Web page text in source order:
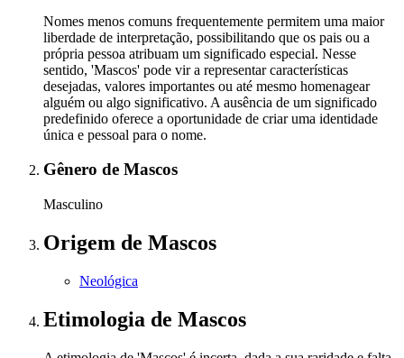
Nomes menos comuns frequentemente permitem uma maior
liberdade de interpretação, possibilitando que os pais ou a
própria pessoa atribuam um significado especial. Nesse
sentido, 'Mascos' pode vir a representar características
desejadas, valores importantes ou até mesmo homenagear
alguém ou algo significativo. A ausência de um significado
predefinido oferece a oportunidade de criar uma identidade
única e pessoal para o nome.
Gênero de Mascos
Masculino
Origem de Mascos
Neológica
Etimologia de Mascos